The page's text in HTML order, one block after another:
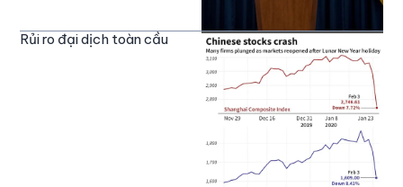
Rủi ro đại dịch toàn cầu